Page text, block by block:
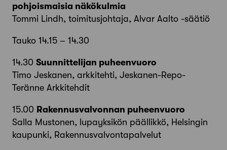
pohjoismaisia näkökulmia
Tommi Lindh, toimitusjohtaja, Alvar Aalto -säätiö
Tauko 14.15 – 14.30
14.30 Suunnittelijan puheenvuoro
Timo Jeskanen, arkkitehti, Jeskanen-Repo-
Teränne Arkkitehdit
15.00 Rakennusvalvonnan puheenvuoro
Salla Mustonen, lupayksikön päällikkö, Helsingin
kaupunki, Rakennusvalvontapalvelut